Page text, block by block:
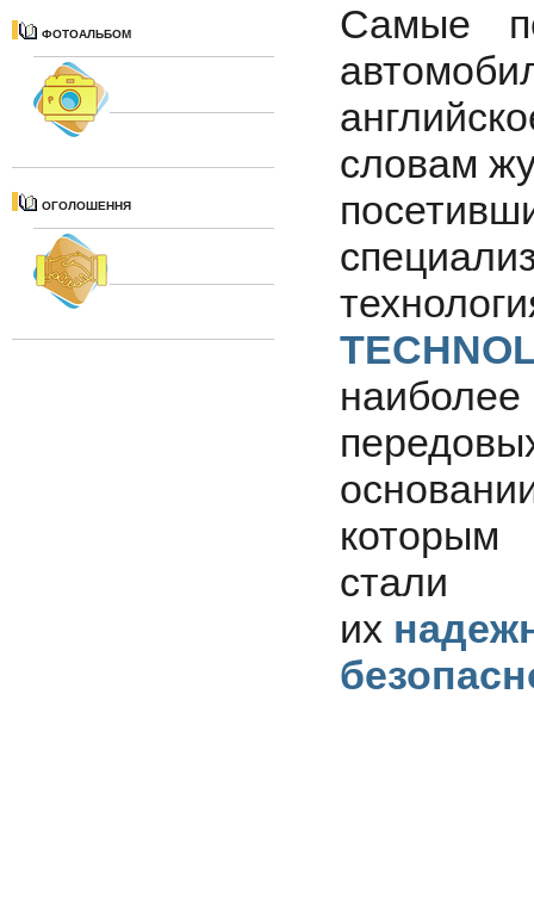
ФОТОАЛЬБОМ
ОГОЛОШЕННЯ
Самые
словам
наиболее
которым
стали
их